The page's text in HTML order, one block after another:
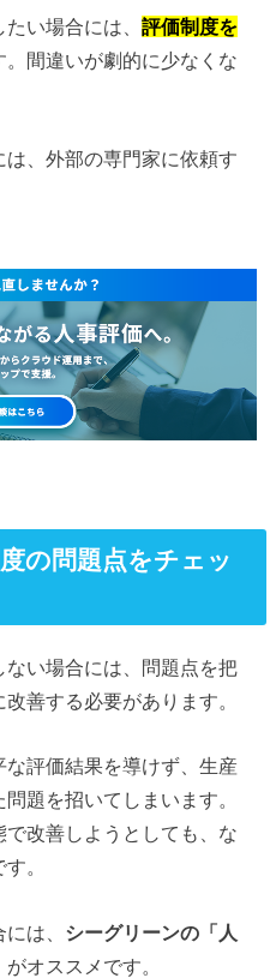
たい場合には、評価制度を
。間違いが劇的に少なくな
、外部の専門家に依頼す
の問題点をチェッ
ない場合には、問題点を把
善する必要があります。
評価結果を導けず、生産
題を招いてしまいます。
改善しようとしても、な
。
は、 シーグリーンの「人
がオススメです。